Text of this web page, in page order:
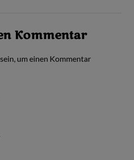
Kommentar
sein, um einen Kommentar